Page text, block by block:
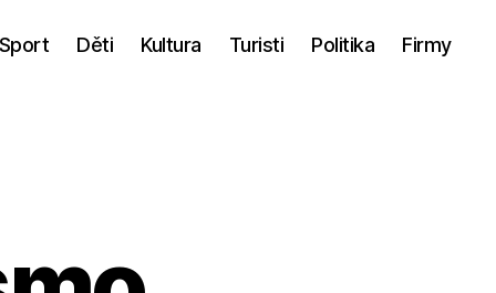
Sport Děti Kultura Turisti Politika Firmy